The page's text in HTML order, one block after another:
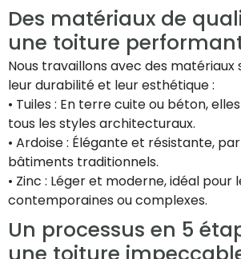
Des matériaux de
une toiture
Nous travaillons avec des
leur durabilité et leur esthétique :
• Tuiles : En terre cuite ou béton,
tous les styles architecturaux.
• Ardoise : Élégante et résistante,
bâtiments traditionnels.
• Zinc : Léger et moderne, idéal pour
contemporaines ou complexes.
Un processus en 5